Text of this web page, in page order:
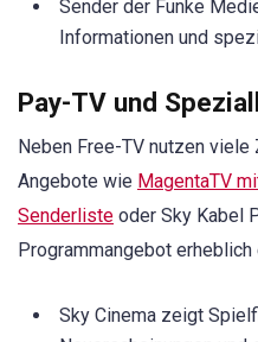
Sender der Funke
Informationen und
Pay-TV und
Neben Free-TV nutzen viele
Angebote wie MagentaTV
Senderliste oder Sky Kabel
Programmangebot erheblich
Sky Cinema zeigt